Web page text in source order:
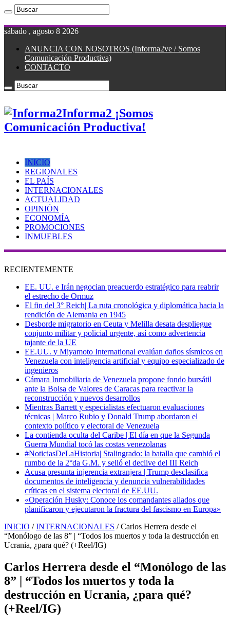
sábado , agosto 8 2026
ANUNCIA CON NOSOTROS (Informa2ve / Somos
Comunicación Productiva)
CONTACTO
Informa2 ¡Somos
Comunicación Productiva!
INICIO
REGIONALES
EL PAÍS
INTERNACIONALES
ACTUALIDAD
OPINIÓN
ECONOMÍA
PROMOCIONES
INMUEBLES
RECIENTEMENTE
EE. UU. e Irán negocian preacuerdo estratégico para reabrir
el estrecho de Ormuz
El fin del 3° Reich| La ruta cronológica y diplomática hacia la
rendición de Alemania en 1945
Desborde migratorio en Ceuta y Melilla desata despliegue
conjunto militar y policial urgente, así como advertencia
tajante de la UE
EE.UU. y Miyamoto International evalúan daños sísmicos en
Venezuela con inteligencia artificial y equipo especializado de
ingenieros
Cámara Inmobiliaria de Venezuela propone fondo bursátil
ante la Bolsa de Valores de Caracas para reactivar la
reconstrucción y nuevos desarrollos
Mientras Barrett y especialistas efectuaron evaluaciones
técnicas | Marco Rubio y Donald Trump abordaron el
contexto político y electoral de Venezuela
La contienda oculta del Caribe | El día en que la Segunda
Guerra Mundial tocó las costas venezolanas
#NoticiasDeLaHistoria| Stalingrado: la batalla que cambió el
rumbo de la 2°da G.M. y selló el declive del III Reich
Acusa presunta injerencia extranjera | Trump desclasifica
documentos de inteligencia y denuncia vulnerabilidades
críticas en el sistema electoral de EE.UU.
«Operación Husky: Conoce los comandantes aliados que
planificaron y ejecutaron la fractura del fascismo en Europa»
INICIO / INTERNACIONALES / Carlos Herrera desde el
“Monólogo de las 8” | “Todos los muertos y toda la destrucción en
Ucrania, ¿para qué? (+Reel/IG)
Carlos Herrera desde el “Monólogo de las
8” | “Todos los muertos y toda la
destrucción en Ucrania, ¿para qué?
(+Reel/IG)